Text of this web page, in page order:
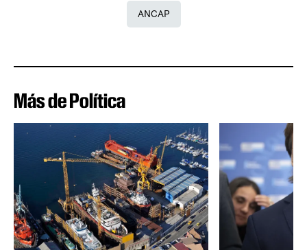
ANCAP
Más de Política